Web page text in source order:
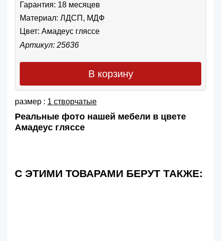
Гарантия: 18 месяцев
Материал: ЛДСП, МДФ
Цвет: Амадеус гляссе
Артикул: 25636
В корзину
размер : 1 створчатые
Реальные фото нашей мебели в цвете
Амадеус гляссе
С ЭТИМИ ТОВАРАМИ БЕРУТ ТАКЖЕ: